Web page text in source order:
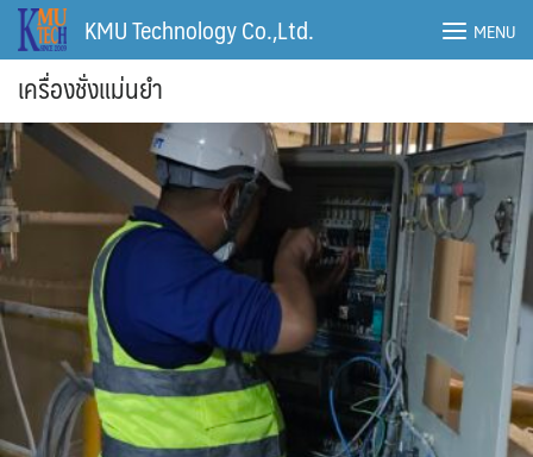
Skip
content
KMU Technology Co.,Ltd. MENU
เครื่องชั่งแม่นยำ